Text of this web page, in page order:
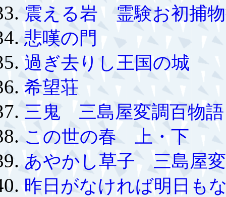
震える岩 霊験お初捕
悲嘆の門
過ぎ去りし王国の城
希望荘
三鬼 三島屋変調百物
この世の春 上・下
あやかし草子 三島屋
昨日がなければ明日も